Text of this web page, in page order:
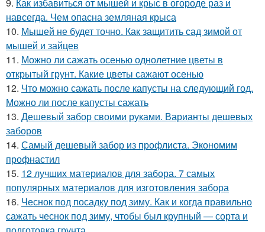
навсегда. Чем опасна земляная крыса
10. Мышей не будет точно. Как защитить сад зимой от
мышей и зайцев
11. Можно ли сажать осенью однолетние цветы в
открытый грунт. Какие цветы сажают осенью
12. Что можно сажать после капусты на следующий год.
Можно ли после капусты сажать
13. Дешевый забор своими руками. Варианты дешевых
заборов
14. Самый дешевый забор из профлиста. Экономим
профнастил
15. 12 лучших материалов для забора. 7 самых
популярных материалов для изготовления забора
16. Чеснок под посадку под зиму. Как и когда правильно
сажать чеснок под зиму, чтобы был крупный — сорта и